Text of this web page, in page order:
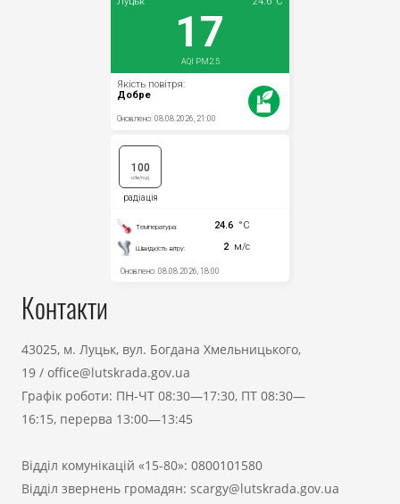
Контакти
43025, м. Луцьк, вул. Богдана Хмельницького,
19 / office@lutskrada.gov.ua
Графік роботи: ПН-ЧТ 08:30—17:30, ПТ 08:30—
16:15, перерва 13:00—13:45
Відділ комунікацій «15-80»: 0800101580
Відділ звернень громадян: scargy@lutskrada.gov.ua